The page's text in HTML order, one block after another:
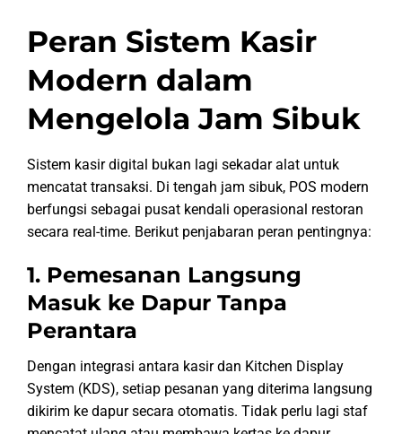
Peran Sistem Kasir
Modern dalam
Mengelola Jam Sibuk
Sistem kasir digital bukan lagi sekadar alat untuk
mencatat transaksi. Di tengah jam sibuk, POS modern
berfungsi sebagai pusat kendali operasional restoran
secara real-time. Berikut penjabaran peran pentingnya:
1. Pemesanan Langsung
Masuk ke Dapur Tanpa
Perantara
Dengan integrasi antara kasir dan Kitchen Display
System (KDS), setiap pesanan yang diterima langsung
dikirim ke dapur secara otomatis. Tidak perlu lagi staf